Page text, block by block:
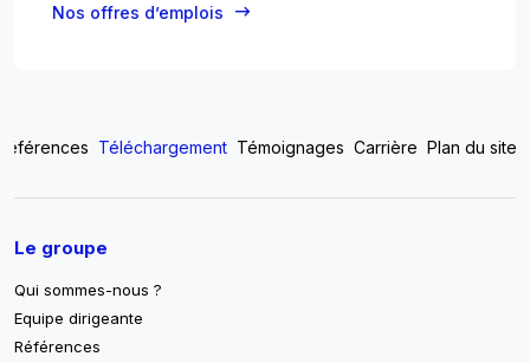
Nos offres d’emplois
Téléchargement Témoignages Carrière Plan du site
Le groupe
Qui sommes-nous ?
Equipe dirigeante
Références